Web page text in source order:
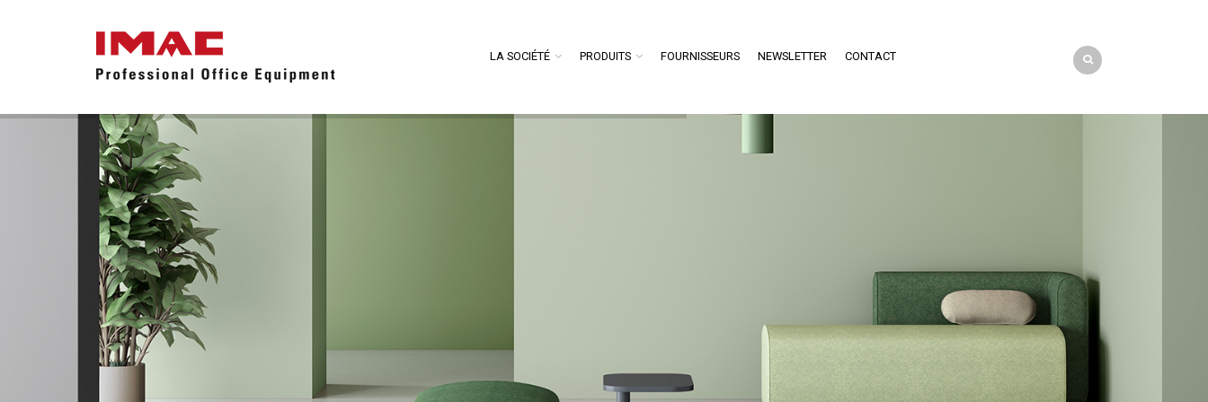
LA SOCIÉTÉ PRODUITS FOURNISSEURS NEWSLETTER CONTACT